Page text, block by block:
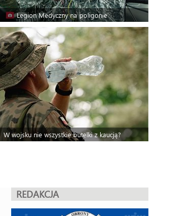
Legion Medyczny na poligonie
W wojsku nie wszystkie butelki z kaucją?
REDAKCJA